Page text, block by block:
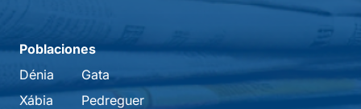
Poblaciones
Dénia
Xábia
Gata
Pedreguer